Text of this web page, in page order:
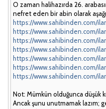
O zaman halihazırda 26.
nefret eden bir abin olarak
https://www.sahibinden.com/
https://www.sahibinden.com/
https://www.sahibinden.com/
https://www.sahibinden.com/
https://www.sahibinden.com/
https://www.sahibinden.com/
https://www.sahibinden.com/
Not: Mümkün olduğunca düşük
Ancak şunu unutmamak lazım;